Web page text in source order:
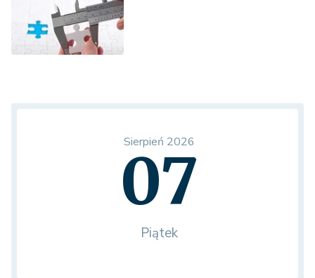
Sierpień 2026
07
Piątek